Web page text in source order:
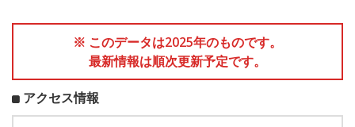
※ このデータは2025年のものです。
最新情報は順次更新予定です。
アクセス情報